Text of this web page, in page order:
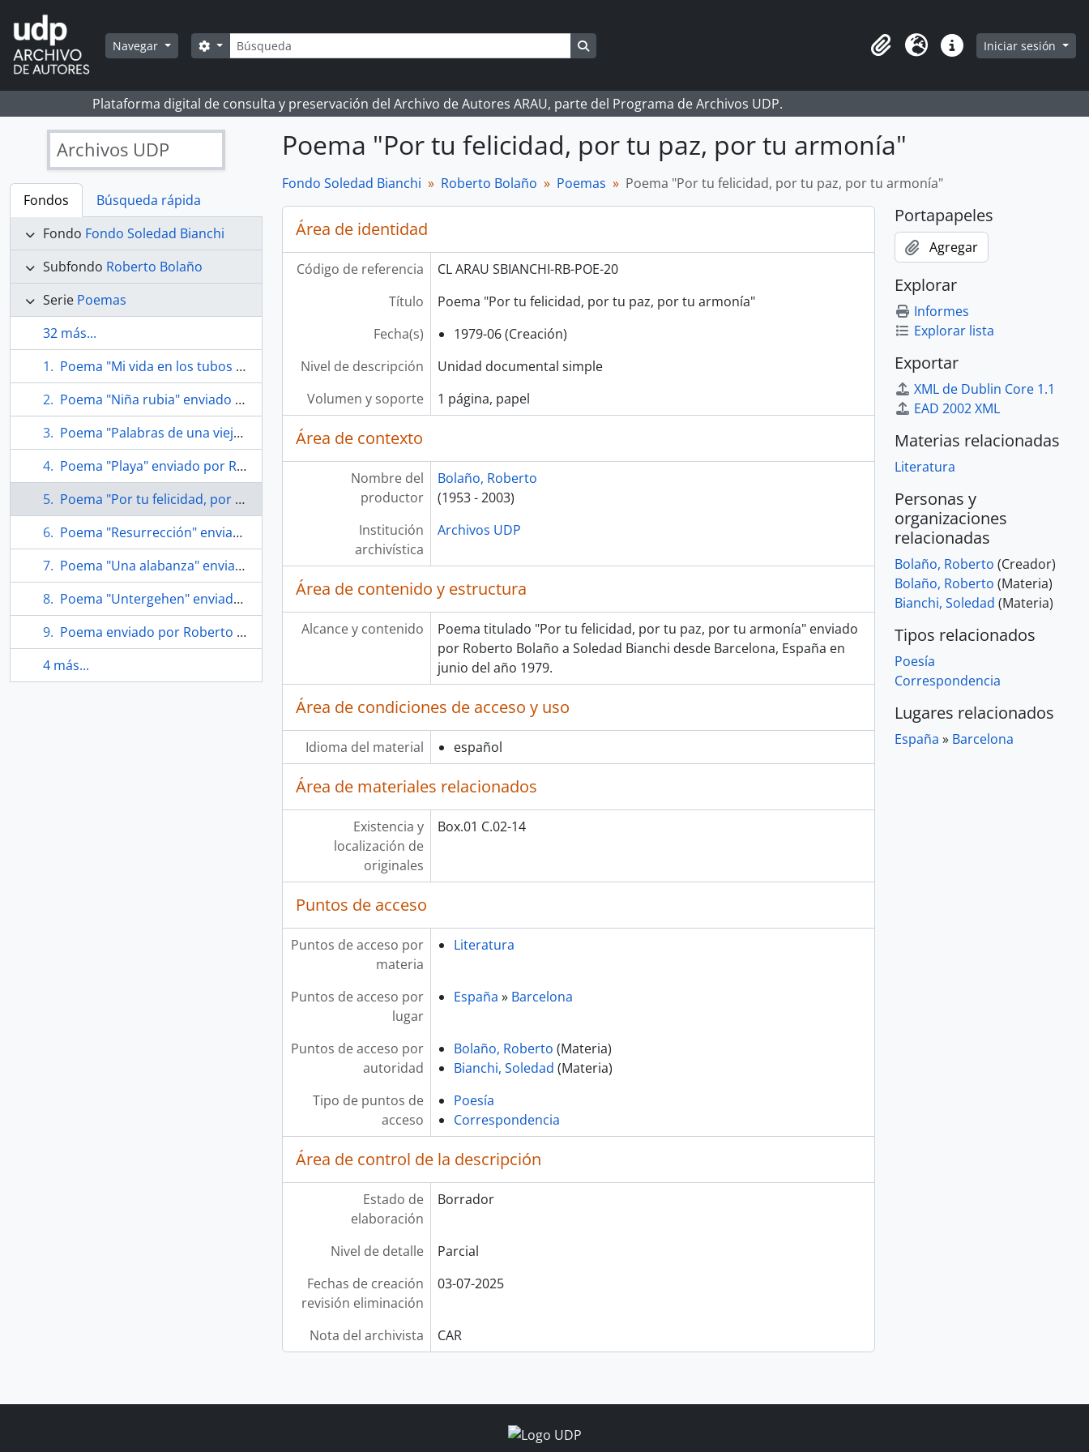
Skip to main content
Navegar Búsqueda
Search options
Portapapeles
Idioma Enlaces rápidos
Iniciar sesión
Plataforma digital de consulta y preservación del Archivo de Autores ARAU, parte del Programa de Archivos UDP.
Archivos UDP
Fondos
Búsqueda rápida
Fondo Fondo Soledad Bianchi
Subfondo Roberto Bolaño
Serie Poemas
32 más...
Poema "Mi vida en los tubos de supervivencia" enviado por Roberto Bolaño a Soledad Bianchi
Poema "Niña rubia" enviado por Roberto Bolaño a Soledad Bianchi
Poema "Palabras de una vieja poeta suiza-italiana" enviado por Roberto Bolaño a Soledad Bianchi
Poema "Playa" enviado por Roberto Bolaño a Soledad Bianchi
Poema "Por tu felicidad, por tu paz, por tu armonía"
Poema "Resurrección" enviado por Roberto Bolaño a Soledad Bianchi
Poema "Una alabanza" enviado por Roberto Bolaño a Soledad Bianchi
Poema "Untergehen" enviado por Roberto Bolaño a Soledad Bianchi
Poema enviado por Roberto Bolaño a Soledad Bianchi
4 más...
Poema "Por tu felicidad, por tu paz, por tu armonía"
Fondo Soledad Bianchi Roberto Bolaño Poemas Poema "Por tu felicidad, por tu paz, por tu armonía"
Área de identidad
Código de referencia
CL ARAU SBIANCHI-RB-POE-20
Título
Poema "Por tu felicidad, por tu paz, por tu armonía"
Fecha(s)
1979-06 (Creación)
Nivel de descripción
Unidad documental simple
Volumen y soporte
1 página, papel
Área de contexto
Nombre del
productor
Bolaño, Roberto
(1953 - 2003)
Institución
archivística
Archivos UDP
Área de contenido y estructura
Alcance y contenido
Poema titulado "Por tu felicidad, por tu paz, por tu armonía" enviado
por Roberto Bolaño a Soledad Bianchi desde Barcelona, España en
junio del año 1979.
Área de condiciones de acceso y uso
Idioma del material español
Área de materiales relacionados
Existencia y
localización de
originales
Box.01 C.02-14
Puntos de acceso
Puntos de acceso por
materia
Literatura
Puntos de acceso por
lugar
España » Barcelona
Puntos de acceso por
autoridad
Bolaño, Roberto (Materia)
Bianchi, Soledad (Materia)
Tipo de puntos de
acceso
Poesía
Correspondencia
Área de control de la descripción
Estado de
elaboración
Borrador
Nivel de detalle
Parcial
Fechas de creación
revisión eliminación
03-07-2025
Nota del archivista CAR
Portapapeles
Agregar
Explorar
Informes
Explorar lista
Exportar
XML de Dublin Core 1.1
EAD 2002 XML
Materias relacionadas
Literatura
Personas y
organizaciones
relacionadas
Bolaño, Roberto (Creador)
Bolaño, Roberto (Materia)
Bianchi, Soledad (Materia)
Tipos relacionados
Poesía
Correspondencia
Lugares relacionados
España » Barcelona